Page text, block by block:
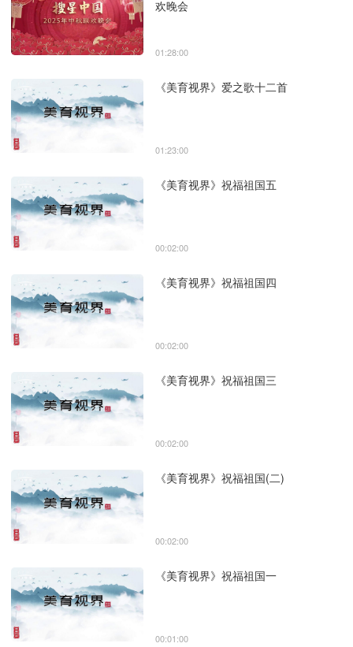
欢晚会
01:28:00
《美育视界》爱之歌十二首
01:23:00
《美育视界》祝福祖国五
00:02:00
《美育视界》祝福祖国四
00:02:00
《美育视界》祝福祖国三
00:02:00
《美育视界》祝福祖国(二)
00:02:00
《美育视界》祝福祖国一
00:01:00